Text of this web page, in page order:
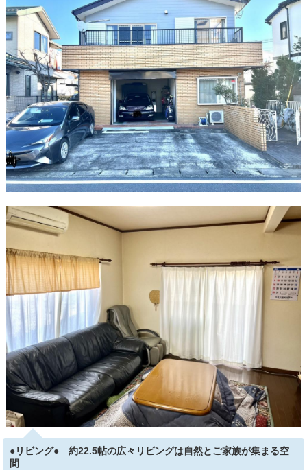
●リビング● 約22.5帖の広々リビングは自然とご家族が集まる空
間